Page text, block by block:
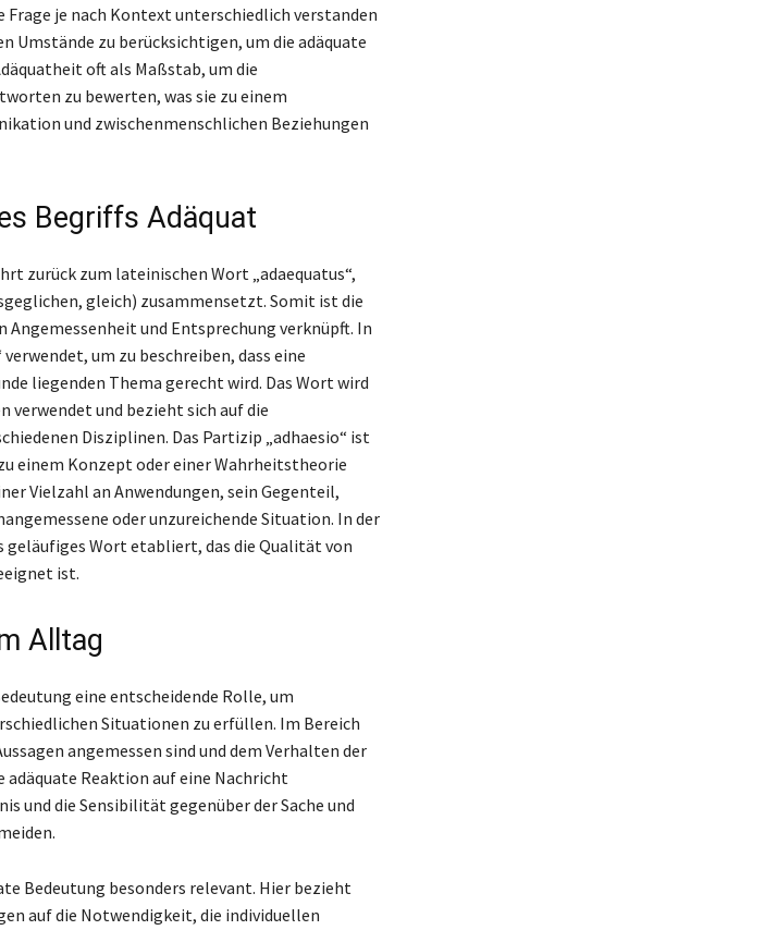
je nach Kontext unterschiedlich verstanden
Umstände zu berücksichtigen, um die adäquate
oft als Maßstab, um die
zu bewerten, was sie zu einem
und zwischenmenschlichen Beziehungen
Begriffs Adäquat
zurück zum lateinischen Wort „adaequatus“,
gleich) zusammensetzt. Somit ist die
Angemessenheit und Entsprechung verknüpft. In
um zu beschreiben, dass eine
liegenden Thema gerecht wird. Das Wort wird
und bezieht sich auf die
Disziplinen. Das Partizip „adhaesio“ ist
einem Konzept oder einer Wahrheitstheorie
Vielzahl an Anwendungen, sein Gegenteil,
oder unzureichende Situation. In der
geläufiges Wort etabliert, das die Qualität von
ist.
Alltag
eine entscheidende Rolle, um
Situationen zu erfüllen. Im Bereich
angemessen sind und dem Verhalten der
adäquate Reaktion auf eine Nachricht
und die Sensibilität gegenüber der Sache und
Bedeutung besonders relevant. Hier bezieht
auf die Notwendigkeit, die individuellen